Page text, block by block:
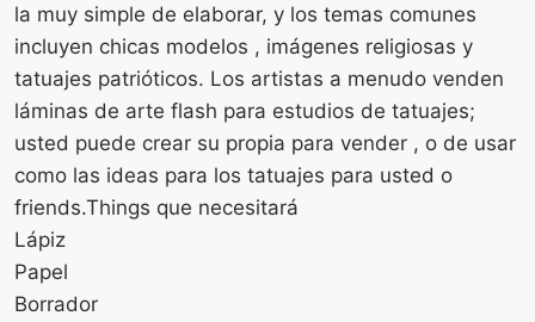
la muy simple de elaborar, y los temas comunes
incluyen chicas modelos , imágenes religiosas y
tatuajes patrióticos. Los artistas a menudo venden
láminas de arte flash para estudios de tatuajes;
usted puede crear su propia para vender , o de usar
como las ideas para los tatuajes para usted o
friends.Things que necesitará
Lápiz
Papel
Borrador